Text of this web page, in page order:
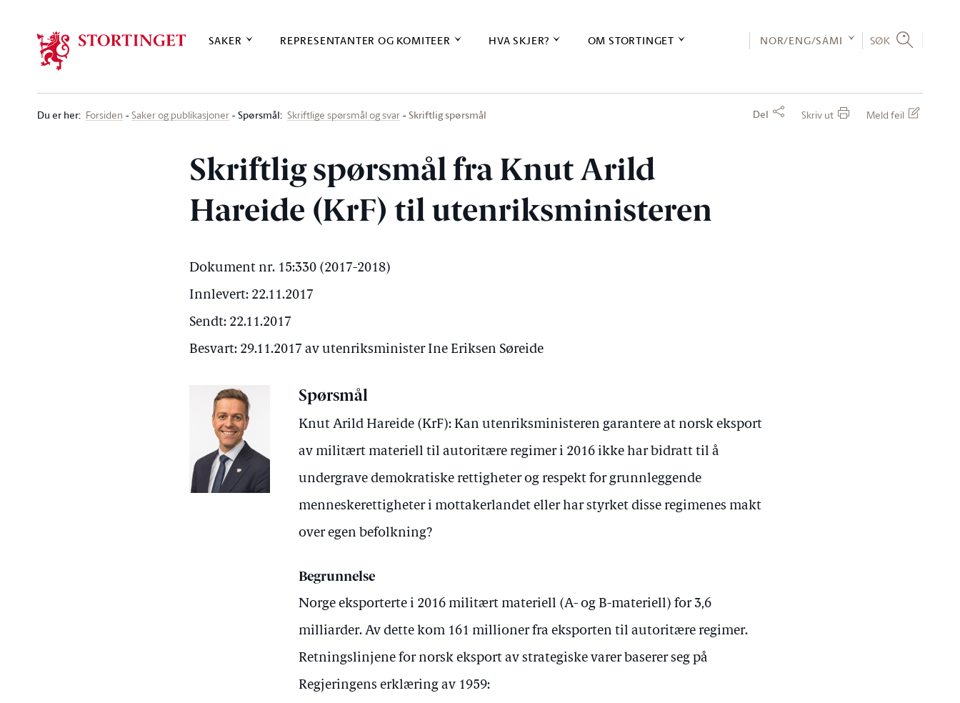
SAKER REPRESENTANTER OG KOMITEER HVA SKJER? OM STORTINGET NOR/ENG/SÁMI SØK
Du er her: Forsiden Saker og publikasjoner Spørsmål: Skriftlige spørsmål og svar Skriftlig spørsmål Del Skriv ut Meld feil
Skriftlig spørsmål fra Knut Arild
Hareide (KrF) til utenriksministeren
Dokument nr. 15:330 (2017-2018)
Innlevert: 22.11.2017
Sendt: 22.11.2017
Besvart: 29.11.2017 av utenriksminister Ine Eriksen Søreide
Spørsmål
Knut Arild Hareide (KrF): Kan utenriksministeren garantere at norsk eksport
av militært materiell til autoritære regimer i 2016 ikke har bidratt til å
undergrave demokratiske rettigheter og respekt for grunnleggende
menneskerettigheter i mottakerlandet eller har styrket disse regimenes makt
over egen befolkning?
Begrunnelse
Norge eksporterte i 2016 militært materiell (A- og B-materiell) for 3,6
milliarder. Av dette kom 161 millioner fra eksporten til autoritære regimer.
Retningslinjene for norsk eksport av strategiske varer baserer seg på
Regjeringens erklæring av 1959: